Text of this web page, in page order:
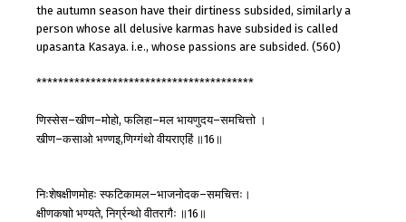
the autumn season have their dirtiness subsided, similarly a
person whose all delusive karmas have subsided is called
upasanta Kasaya. i.e., whose passions are subsided. (560)
****************************************
णिस्सेस–खीण–मोहो,फलिहा–मलभायणुदय–समचित्तो ।
खीण–कसाओभण्णइ,णिग्गंथोवीयराएहिं ॥16 ॥
निःशेषक्षीणमोहः स्फटिकामल–भाजनोदक–समचित्तः।
क्षीणकषाोभण्यते,निर्ग्रन्थोवीतरागैः ॥16 ॥